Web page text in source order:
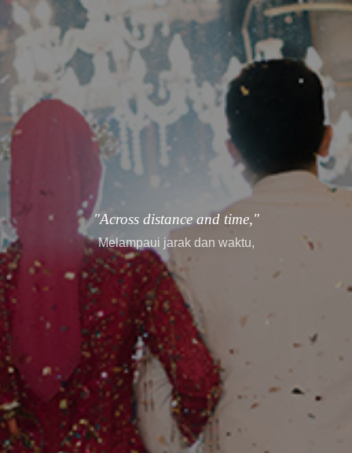
"every story finds its way."
setiap cerita menemukan jalannya.